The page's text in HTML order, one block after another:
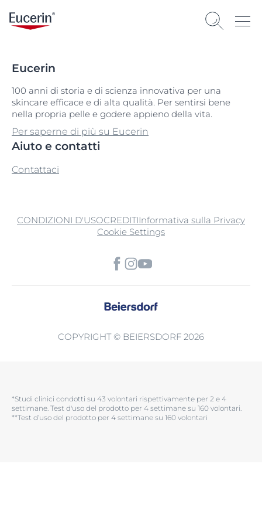
Eucerin
100 anni di storia e di scienza innovativa per una
skincare efficace e di alta qualità. Per sentirsi bene
nella propria pelle e godere appieno della vita.
Per saperne di più su Eucerin
Aiuto e contatti
Contattaci
CONDIZIONI D'USOCREDITIInformativa sulla Privacy
Cookie Settings
COPYRIGHT © BEIERSDORF 2026
*Studi clinici condotti su 43 volontari rispettivamente per 2 e 4
settimane. Test d'uso del prodotto per 4 settimane su 160 volontari.​